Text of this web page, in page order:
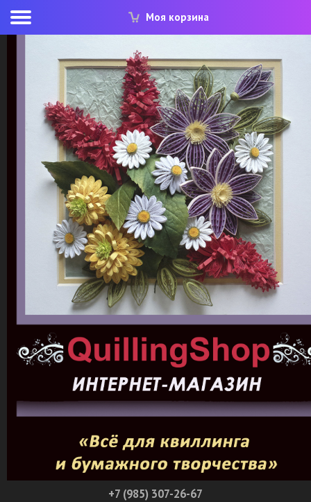
Моя корзина
+7 (985) 307-26-67